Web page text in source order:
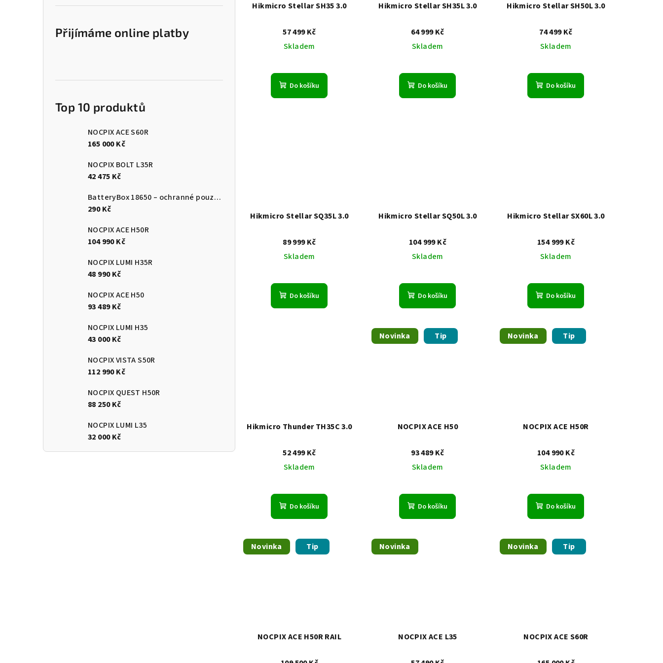
Přijímáme online platby
Top 10 produktů
NOCPIX ACE S60R
165 000 Kč
NOCPIX BOLT L35R
42 475 Kč
BatteryBox 18650 – ochranné pouzdro na baterie
290 Kč
NOCPIX ACE H50R
104 990 Kč
NOCPIX LUMI H35R
48 990 Kč
NOCPIX ACE H50
93 489 Kč
NOCPIX LUMI H35
43 000 Kč
NOCPIX VISTA S50R
112 990 Kč
NOCPIX QUEST H50R
88 250 Kč
NOCPIX LUMI L35
32 000 Kč
oHikmicro Stellar SH35 3.0
57 499 Kč
Skladem
Do košíku
Hikmicro Stellar SH35L 3.0
64 999 Kč
Skladem
Do košíku
Hikmicro Stellar SH50L 3.0
74 499 Kč
Skladem
Do košíku
Hikmicro Stellar SQ35L 3.0
89 999 Kč
Skladem
Do košíku
Hikmicro Stellar SQ50L 3.0
104 999 Kč
Skladem
Do košíku
Hikmicro Stellar SX60L 3.0
154 999 Kč
Skladem
Do košíku
Hikmicro Thunder TH35C 3.0
52 499 Kč
Skladem
Do košíku
Novinka Tip
NOCPIX ACE H50
93 489 Kč
Skladem
Do košíku
Novinka Tip
NOCPIX ACE H50R
104 990 Kč
Skladem
Do košíku
Novinka Tip
NOCPIX ACE H50R RAIL
Novinka
NOCPIX ACE L35
Novinka Tip
NOCPIX ACE S60R